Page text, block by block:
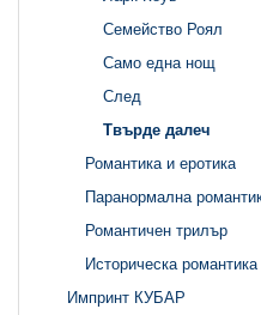
Семейство Роял
Само една нощ
След
Твърде далеч
Романтика и еротика
Паранормална
Романтичен трилър
Историческа романтика
Импринт КУБАР